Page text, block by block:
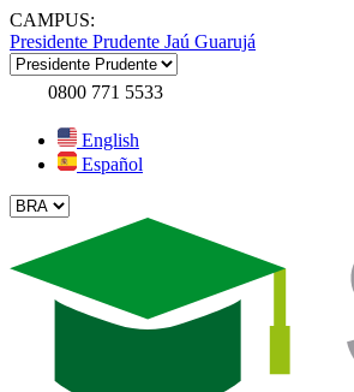
CAMPUS:
Presidente Prudente Jaú Guarujá
0800 771 5533
English
Español